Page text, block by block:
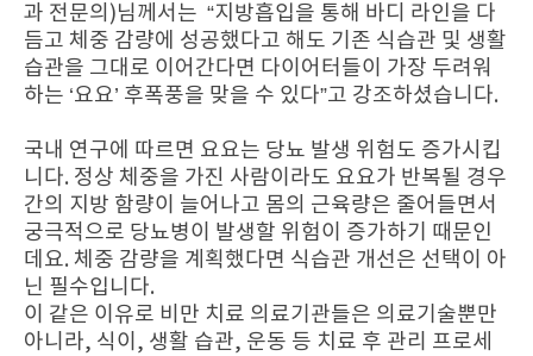
과 전문의)님께서는 “지방흡입을 통해 바디 라인을 다
듬고 체중 감량에 성공했다고 해도 기존 식습관 및 생활
습관을 그대로 이어간다면 다이어터들이 가장 두려워
하는 ‘요요’ 후폭풍을 맞을 수 있다”고 강조하셨습니다.
국내 연구에 따르면 요요는 당뇨 발생 위험도 증가시킵
니다. 정상 체중을 가진 사람이라도 요요가 반복될 경우
간의 지방 함량이 늘어나고 몸의 근육량은 줄어들면서
궁극적으로 당뇨병이 발생할 위험이 증가하기 때문인
데요. 체중 감량을 계획했다면 식습관 개선은 선택이 아
닌 필수입니다.
이 같은 이유로 비만 치료 의료기관들은 의료기술뿐만
아니라, 식이, 생활 습관, 운동 등 치료 후 관리 프로세